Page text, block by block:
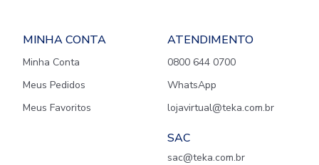
MINHA CONTA
Minha Conta
Meus Pedidos
Meus Favoritos
ATENDIMENTO
0800 644 0700
WhatsApp
lojavirtual@teka.com.br
SAC
sac@teka.com.br